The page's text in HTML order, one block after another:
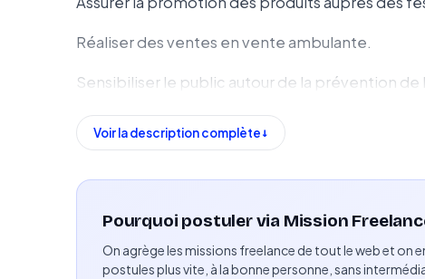
Réaliser des ventes en vente ambulante.
Sensibiliser le public autour de la prévention de
Assurer une présence active, visible et
Compétences attendues
Excellentes compétences en communication
Très bon relationnel.
Voir la description complète
Pourquoi postuler via Mission
On agrège les missions freelance de tout le web et on
postules plus vite, à la bonne personne, sans